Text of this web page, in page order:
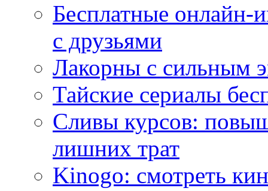
Бесплатные
с друзьями
Лакорны с сильным
Тайские сериалы
Сливы курсов:
лишних трат
Kinogo: смотреть